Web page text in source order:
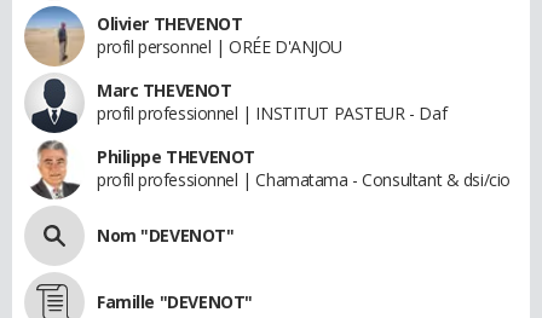
Olivier THEVENOT
profil personnel | ORÉE D'ANJOU
Marc THEVENOT
profil professionnel | INSTITUT PASTEUR - Daf
Philippe THEVENOT
profil professionnel | Chamatama - Consultant & dsi/cio
Nom "DEVENOT"
Famille "DEVENOT"